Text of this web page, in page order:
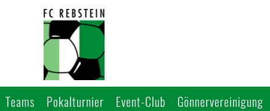
Teams Pokalturnier Event-Club Gönnervereinigung